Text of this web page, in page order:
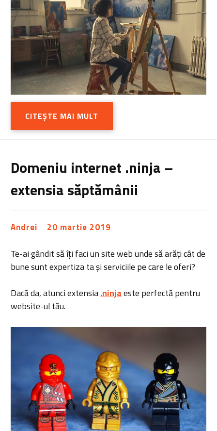
CITEȘTE MAI MULT
Domeniu internet .ninja –
extensia săptămânii
Andrei 20 martie 2019
Te-ai gândit să îți faci un site web unde să arăți cât de
bune sunt expertiza ta și serviciile pe care le oferi?
Dacă da, atunci extensia.ninjaeste perfectă pentru
website-ul tău.